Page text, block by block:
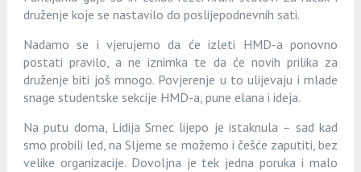
druženje koje se nastavilo do poslijepodnevnih sati.
Nadamo se i vjerujemo da će izleti HMD-a ponovno
postati pravilo, a ne iznimka te da će novih prilika za
druženje biti još mnogo. Povjerenje u to ulijevaju i mlade
snage studentske sekcije HMD-a, pune elana i ideja.
Na putu doma, Lidija Srnec lijepo je istaknula – sad kad
smo probili led, na Sljeme se možemo i češće zaputiti, bez
velike organizacije. Dovoljna je tek jedna poruka i malo